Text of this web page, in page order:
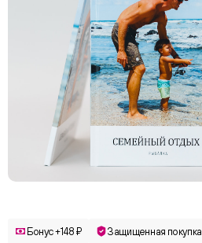
Бонус +148 ₽ Защищенная покупка